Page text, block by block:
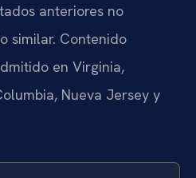
anteriores no
similar. Contenido
en Virginia,
Nueva Jersey y